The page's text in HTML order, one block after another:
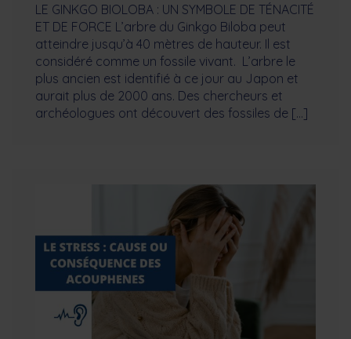
LE GINKGO BIOLOBA : UN SYMBOLE DE TÉNACITÉ
ET DE FORCE L’arbre du Ginkgo Biloba peut
atteindre jusqu’à 40 mètres de hauteur. Il est
considéré comme un fossile vivant. L’arbre le
plus ancien est identifié à ce jour au Japon et
aurait plus de 2000 ans. Des chercheurs et
archéologues ont découvert des fossiles de […]